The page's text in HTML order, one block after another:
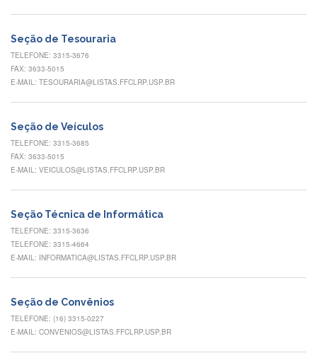
Regimento
Portarias
e
Eventos
de
Inclusão
Pertencimento
Apoio
estudantil
Você
não
Reuniões
Conheça
Seção de Tesouraria
TELEFONE: 3315-3676
FAX: 3633-5015
E-MAIL: TESOURARIA@LISTAS.FFCLRP.USP.BR
Seção de Veículos
TELEFONE: 3315-3685
FAX: 3633-5015
E-MAIL: VEICULOS@LISTAS.FFCLRP.USP.BR
Seção Técnica de Informática
TELEFONE: 3315-3636
TELEFONE: 3315-4664
E-MAIL: INFORMATICA@LISTAS.FFCLRP.USP.BR
Seção de Convênios
TELEFONE: (16) 3315-0227
E-MAIL: CONVENIOS@LISTAS.FFCLRP.USP.BR